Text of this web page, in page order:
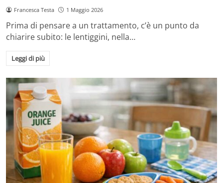
Francesca Testa 1 Maggio 2026
Prima di pensare a un trattamento, c’è un punto da
chiarire subito: le lentiggini, nella…
Leggi di più